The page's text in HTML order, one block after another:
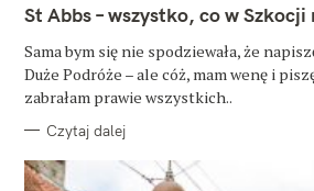
T
E
O
R
I
St Abbs – wszystko, co w
Sama bym się nie spodziewała, że
Duże Podróże – ale cóż, mam wenę i
zabrałam prawie wszystkich..
Czytaj dalej